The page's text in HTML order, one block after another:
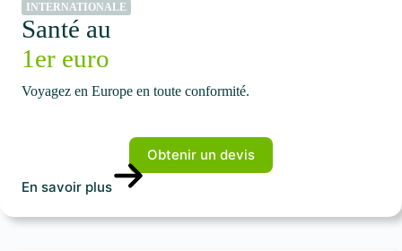
INTERNATIONALE
Santé au
1er euro
Voyagez en Europe en toute conformité.
Obtenir un devis
En savoir plus